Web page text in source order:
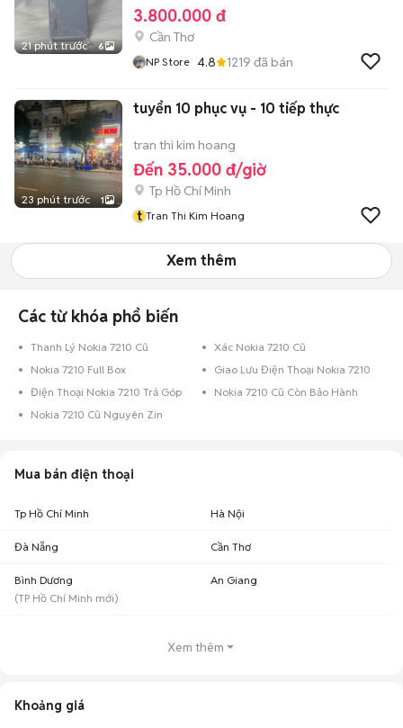
21 phút trước 6
3.800.000 đ
Cần Thơ
NP Store 4.8 1219 đã bán
23 phút trước 1
tuyển 10 phục vụ - 10 tiếp thực
tran thi kim hoang
Đến 35.000 đ/giờ
Tp Hồ Chí Minh
t Tran Thi Kim Hoang
Xem thêm
Các từ khóa phổ biến
Thanh Lý Nokia 7210 Cũ
Xác Nokia 7210 Cũ
Nokia 7210 Full Box
Giao Lưu Điện Thoại Nokia 7210
Điện Thoại Nokia 7210 Trả Góp
Nokia 7210 Cũ Còn Bảo Hành
Nokia 7210 Cũ Nguyên Zin
Mua bán điện thoại
Tp Hồ Chí Minh Hà Nội
Đà Nẵng Cần Thơ
Bình Dương
(TP Hồ Chí Minh mới)
An Giang
Xem thêm
Khoảng giá